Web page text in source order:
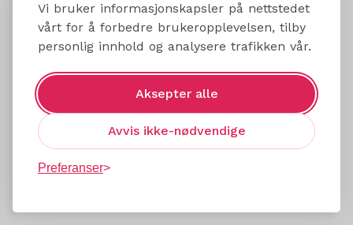
Vi bruker informasjonskapsler på nettstedet
vårt for å forbedre brukeropplevelsen, tilby
personlig innhold og analysere trafikken vår.
Aksepter alle
Avvis ikke-nødvendige
Preferanser